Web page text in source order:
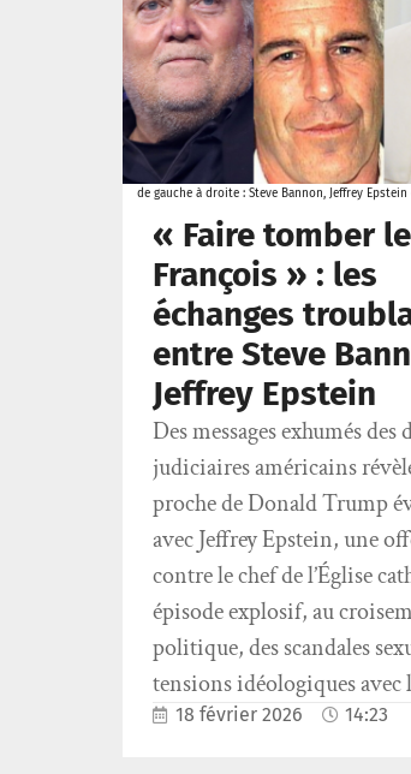
de gauche à droite : Steve Bannon, Jeffrey
« Faire tomber
François » : les
échanges
entre Steve
Jeffrey Epstein
Des messages exhumés des
judiciaires américains
proche de Donald Trump
avec Jeffrey Epstein, une
contre le chef de l’Église
épisode explosif, au
politique, des scandales
tensions idéologiques avec
18 février 2026 14:23